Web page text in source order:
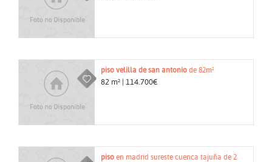
piso velilla de san antonio de 82m²
82 m² | 114.700€
piso en madrid sureste cuenca tajuña de 2